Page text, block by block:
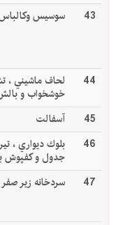
43
سوسيس
44 لحاف ماشيني ،
خوشخواب و
45 آسفالت
46
بلوك ديواري ،
جدول و کفپوش
47 سردخانه زير صفر